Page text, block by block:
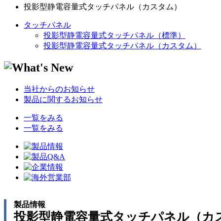
投影型静電容量式タッチパネル（カスタム）
タッチパネル
投影型静電容量式タッチパネル（標準）
投影型静電容量式タッチパネル（カスタム）
当社からのお知らせ
製品に関するお知らせ
一覧をみる
一覧をみる
製品情報
投影型静電容量式タッチパネル（カ